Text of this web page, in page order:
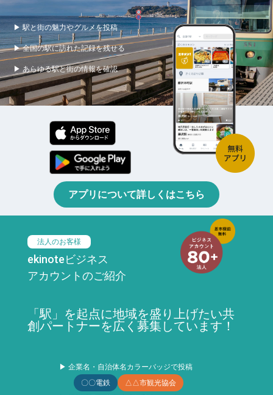
▶ 駅と街の魅力やグルメを投稿
▶ 全国の駅に訪れた記録を残せる
▶ あらゆる駅と街の情報を確認
アプリについて詳しくはこちら
法人のお客様
ekinoteビジネス
アカウントのご紹介
「駅」を起点に地域を盛り上げたい共
創パートナーを広く募集しています！
▶ 企業名・自治体名カラーバッジで投稿
〇〇電鉄
△△市観光協会